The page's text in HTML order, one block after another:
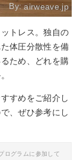
By:airweave.jp
トレス。独自の
体圧分散性を備
ため、どれを購
すめをご紹介し
、ぜひ参考にし
ログラムに参加して